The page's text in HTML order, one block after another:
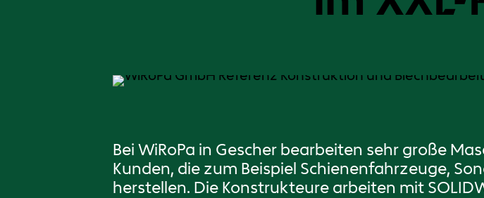
Bei WiRoPa in Gescher bearbeiten sehr große
Kunden, die zum Beispiel Schienenfahrzeuge,
herstellen. Die Konstrukteure arbeiten mit